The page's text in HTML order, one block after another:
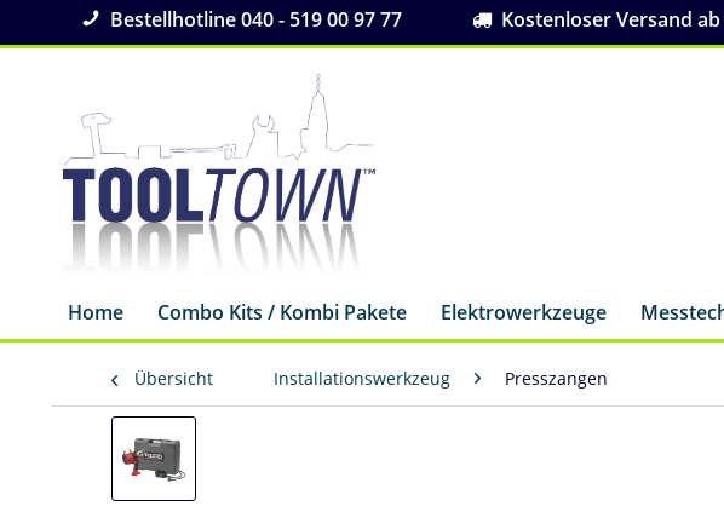
Bestellhotline 040 - 519 00 97 77 Kostenloser Versand ab
Home Combo Kits / Kombi Pakete Elektrowerkzeuge
Übersicht Installationswerkzeug Presszangen